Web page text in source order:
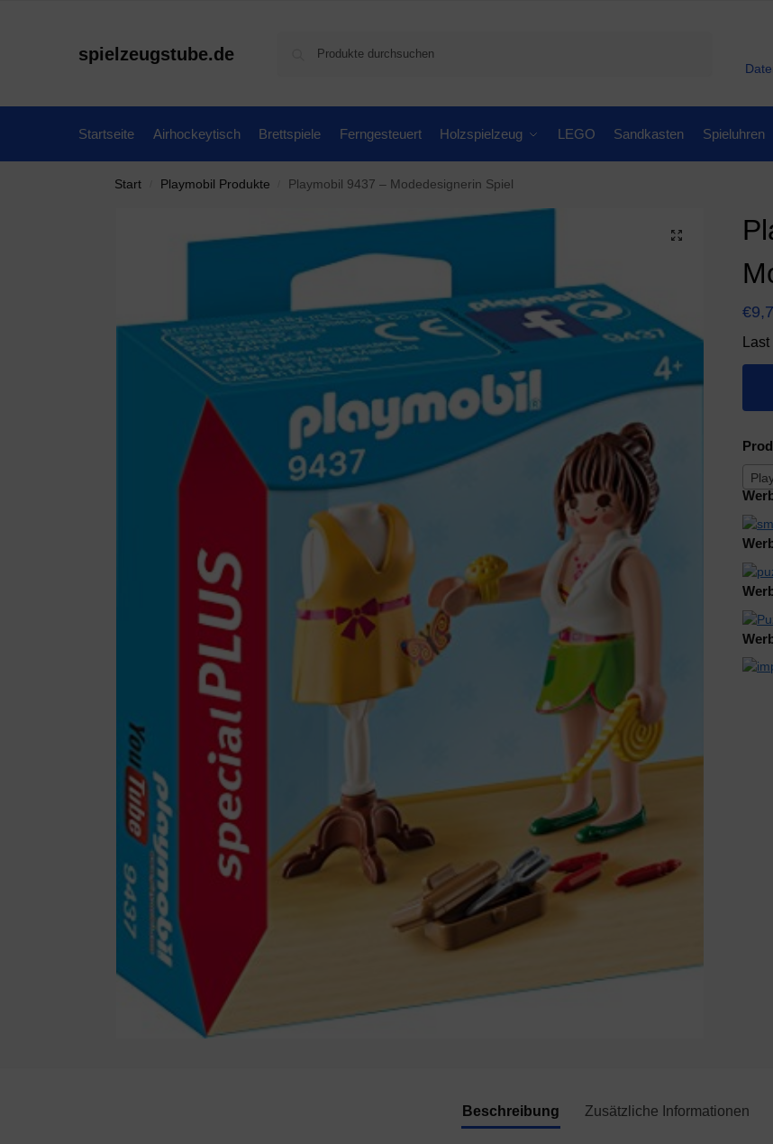
spielzeugstube.de
Startseite Airhockeytisch Brettspiele Ferngesteuert Holzspielzeug LEGO Sandkasten Spieluhren
Start Playmobil Produkte Playmobil 9437 – Modedesignerin Spiel
€
Beschreibung Zusätzliche Informationen